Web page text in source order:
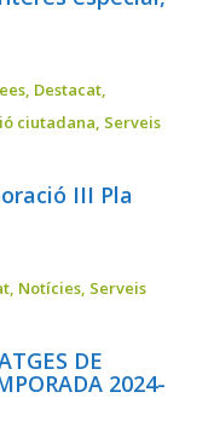
, Destacat,
ciutadana, Serveis
III Pla
, Notícies, Serveis
DE
2024-